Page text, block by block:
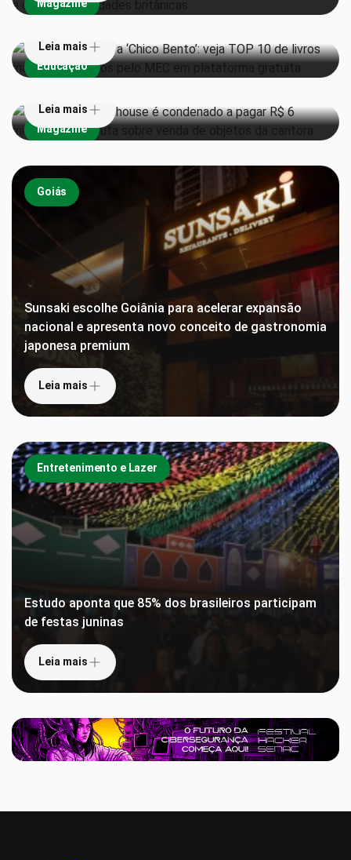
Magazine
Educação
gratuita
Leia mais
Magazine
milhões em disputa sobre venda de objetos da
cantora
Leia mais
Goiás
Sunsaki escolhe Goiânia para acelerar expansão
nacional e apresenta novo conceito de gastronomia
japonesa premium
Leia mais
Entretenimento e Lazer
Estudo aponta que 85% dos brasileiros participam
de festas juninas
Leia mais